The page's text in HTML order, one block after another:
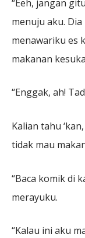
“Eeh, jangan
menuju aku.
menawariku es
makanan
“Enggak, ah!
Kalian tahu
tidak mau
“Baca komik di
merayuku.
“Kalau ini aku